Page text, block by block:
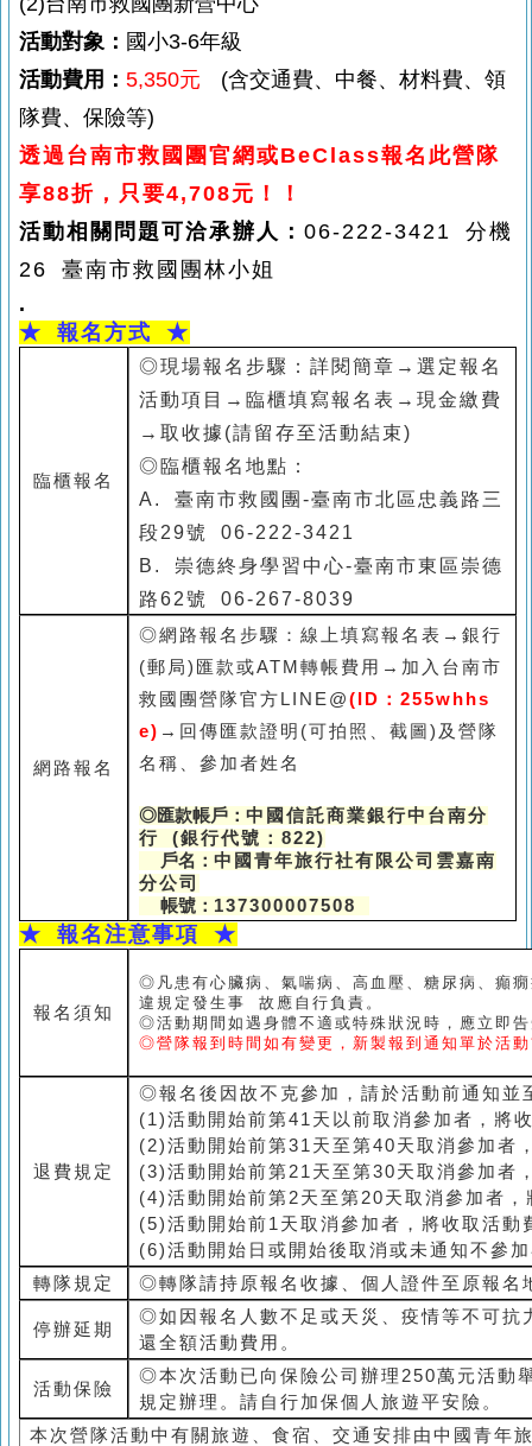
活動對象： 國小3-6年級
活動費用： 5,350元
(含交通費、中餐、材料費、領
隊費、保險等)
透過台南市救國團官網或BeClass報名此營隊
享88折，只要4,708元 ！！
活動相關問題可洽承辦人： 06-222-3421 分機
26 臺南市救國團林小姐
.
★ 報名方式 ★
臨櫃報名
◎現場報名步驟：詳閱簡章→選定報名
活動項目→臨櫃填寫報名表→現金繳費
→取收據(請留存至活動結束)
◎臨櫃報名地點：
A. 臺南市救國團-臺南市北區忠義路三
段29號 06-222-3421
B. 崇德終身學習中心-臺南市東區崇德
路62號 06-267-8039
C. 永康終身學習中心-臺南市永康區中
華路200-2號4樓 06-313-3459
D. 新營終身學習中心-臺南市新營區民
治路47號 06-633-1331
網路報名
◎網路報名步驟：線上填寫報名表→銀行
(郵局)匯款或ATM轉帳費用→加入台南市
救國團營隊官方LINE@(ID：255whhs
e) →回傳匯款證明(可拍照、截圖)及營隊
名稱、參加者姓名
◎匯款帳戶： 中國信託商業銀行中台南分
行 (銀行代號：822)
戶名： 中國青年旅行社有限公司雲嘉南
分公司
帳號： 137300007508
★ 報名注意事項 ★
報名須知
◎凡患有心臟病、氣喘病、高血壓、糖尿病、癲
違規定發生事 故應自行負責。
◎活動期間如遇身體不適或特殊狀況時，應立即
◎營隊報到時間如有變更，新製報到通知單於活
退費規定
◎報名後因故不克參加，請於活動前通知並
(1)活動開始前第41天以前取消參加者，將
(2)活動開始前第31天至第40天取消參加者
(3)活動開始前第21天至第30天取消參加者
(4)活動開始前第2天至第20天取消參加者，
(5)活動開始前1天取消參加者，將收取活動
(6)活動開始日或開始後取消或未通知不參
轉隊規定
◎轉隊請持原報名收據、個人證件至原報名
停辦延期
◎如因報名人數不足或天災、疫情等不可抗
還全額活動費用。
活動保險
◎本次活動已向保險公司辦理250萬元活動
規定辦理。請自行加保個人旅遊平安險。
本次營隊活動中有關旅遊、食宿、交通安排由中國青年